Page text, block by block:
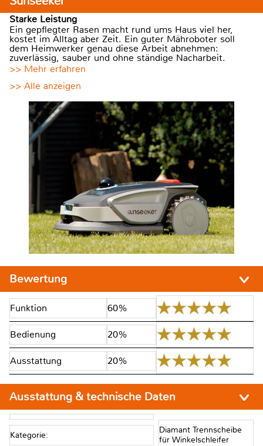
Starke Leistung
Ein gepflegter Rasen macht rund ums Haus viel her,
kostet im Alltag aber Zeit. Ein guter Mähroboter soll
dem Heimwerker genau diese Arbeit abnehmen:
zuverlässig, sauber und ohne ständige Nacharbeit.
>> Mehr erfahren
>> Alle anzeigen
Bewertung
Funktion 60%
Bedienung 20%
Ausstattung 20%
Ausstattung & technische Daten
Kategorie:
Diamant Trennscheibe
für Winkelschleifer